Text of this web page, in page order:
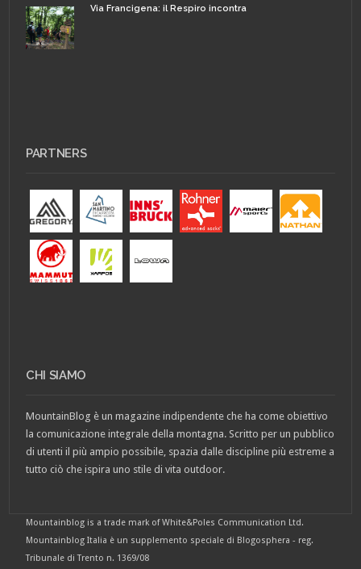
Via Francigena: il Respiro incontra
PARTNERS
CHI SIAMO
MountainBlog è un magazine indipendente che ha come obiettivo
la comunicazione integrale della montagna. Scritto per un pubblico
di utenti il più ampio possibile, spazia dalle discipline più estreme a
tutto ciò che ispira uno stile di vita outdoor.
Mountainblog is a trade mark of White&Poles Communication Ltd.
Mountainblog Italia è un supplemento speciale di Blogosphera - reg.
Tribunale di Trento n. 1369/08